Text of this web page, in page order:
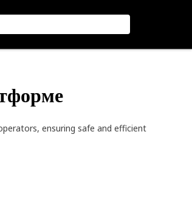
ensuring safe and efficient